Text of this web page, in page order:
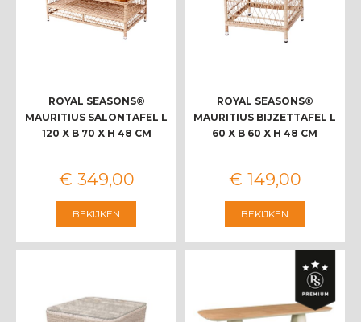
ROYAL SEASONS®
MAURITIUS SALONTAFEL L
120 X B 70 X H 48 CM
€ 349,00
BEKIJKEN
ROYAL SEASONS®
MAURITIUS BIJZETTAFEL L
60 X B 60 X H 48 CM
€ 149,00
BEKIJKEN